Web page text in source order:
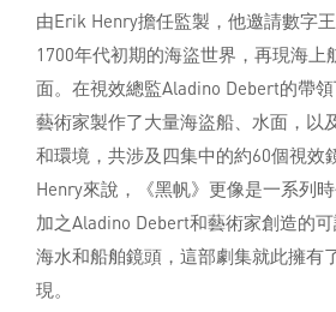
由Erik Henry擔任監製，他邀請數字
1700年代初期的海盜世界，再現海上
面。在視效總監Aladino Debert的帶
藝術家製作了大量海盜船、水面，以
和環境，共涉及四集中的約60個視效
Henry來說，《黑帆》更像是一系列
加之Aladino Debert和藝術家創造的可
海水和船舶鏡頭，這部劇集就此擁有
現。